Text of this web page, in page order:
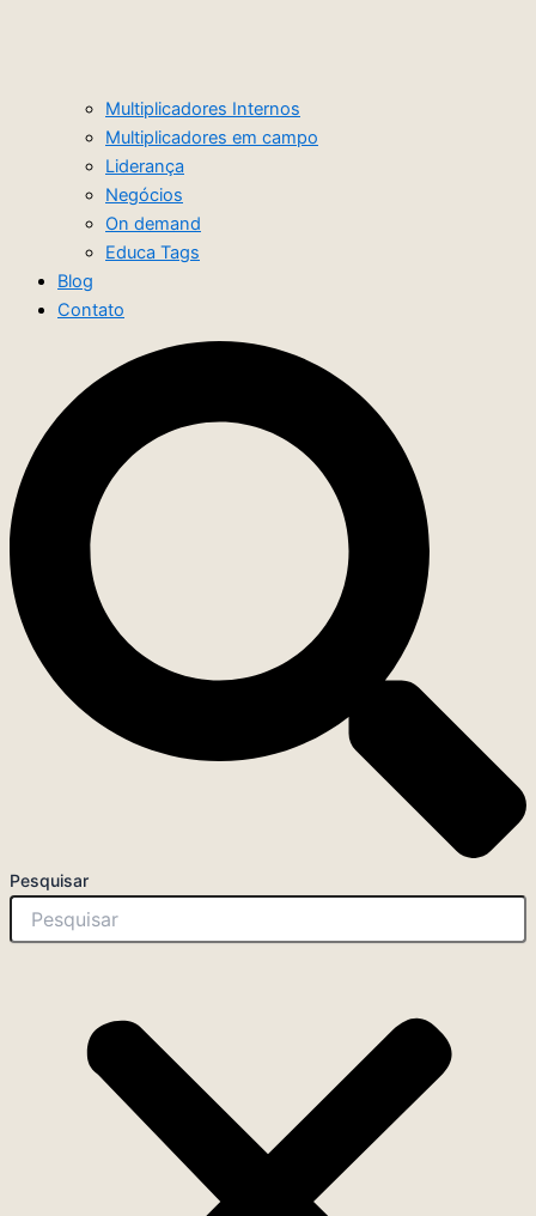
Multiplicadores Internos
Multiplicadores em campo
Liderança
Negócios
On demand
Educa Tags
Blog
Contato
Pesquisar